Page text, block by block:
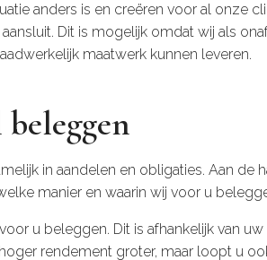
anders is en creëren voor al onze
Dit is mogelijk omdat wij als
maatwerk kunnen leveren.
in aandelen en obligaties. Aan de
manier en waarin wij voor u
u beleggen. Dit is afhankelijk van uw
rendement groter, maar loopt u